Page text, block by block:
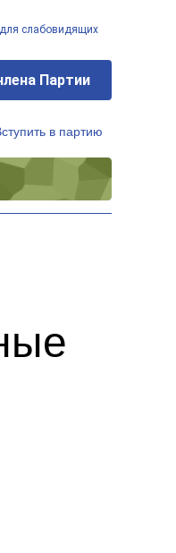
слабовидящих
Партии
в партию